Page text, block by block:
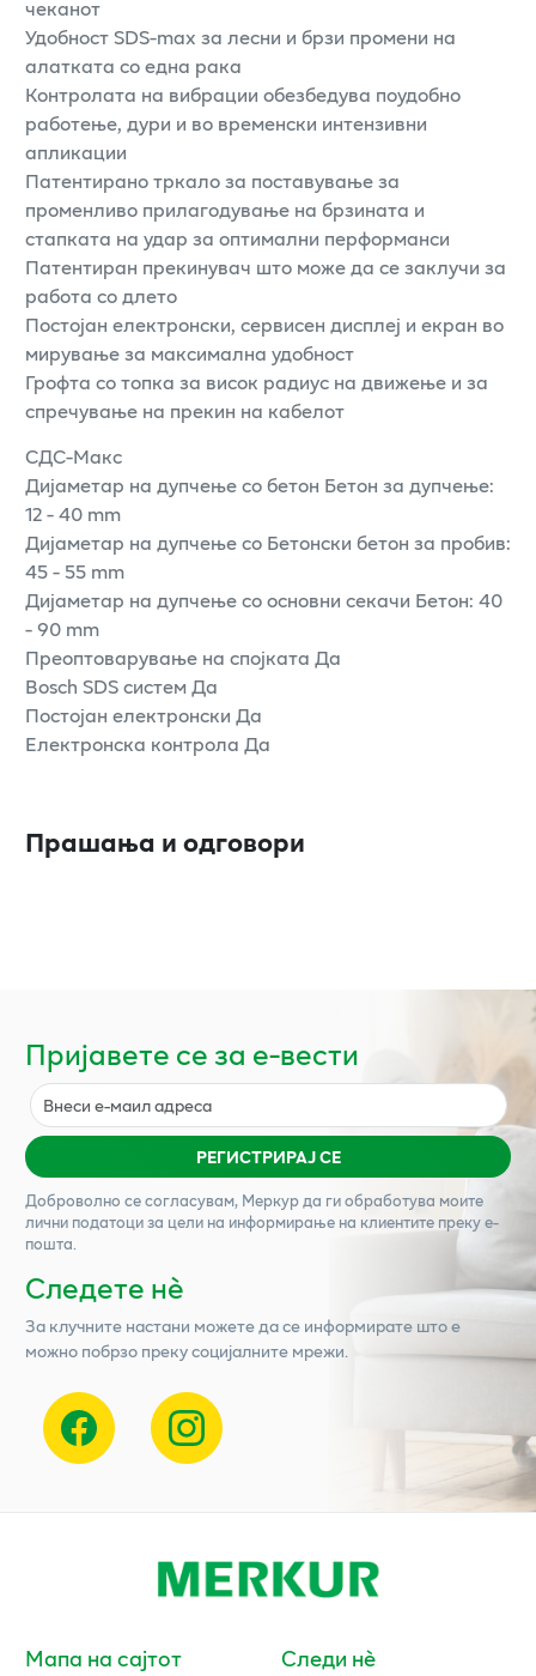
чеканот
Удобност SDS-max за лесни и брзи промени на
алатката со една рака
Контролата на вибрации обезбедува поудобно
работење, дури и во временски интензивни
апликации
Патентирано тркало за поставување за
променливо прилагодување на брзината и
стапката на удар за оптимални перформанси
Патентиран прекинувач што може да се заклучи за
работа со длето
Постојан електронски, сервисен дисплеј и екран во
мирување за максимална удобност
Грофта со топка за висок радиус на движење и за
спречување на прекин на кабелот
СДС-Макс
Дијаметар на дупчење со бетон Бетон за дупчење:
12 - 40 mm
Дијаметар на дупчење со Бетонски бетон за пробив:
45 - 55 mm
Дијаметар на дупчење со основни секачи Бетон: 40
- 90 mm
Преоптоварување на спојката Да
Bosch SDS систем Да
Постојан електронски Да
Електронска контрола Да
Прашања и одговори
Пријавете се за е-вести
РЕГИСТРИРАЈ СЕ
Доброволно се согласувам, Меркурда ги обработува моите
лични податоци за цели на информирање на клиентите преку е-
пошта.
Следете нѐ
За клучните настани можете да се информирате што е
можно побрзо преку социјалните мрежи.
Мапа на сајтот Следи нè